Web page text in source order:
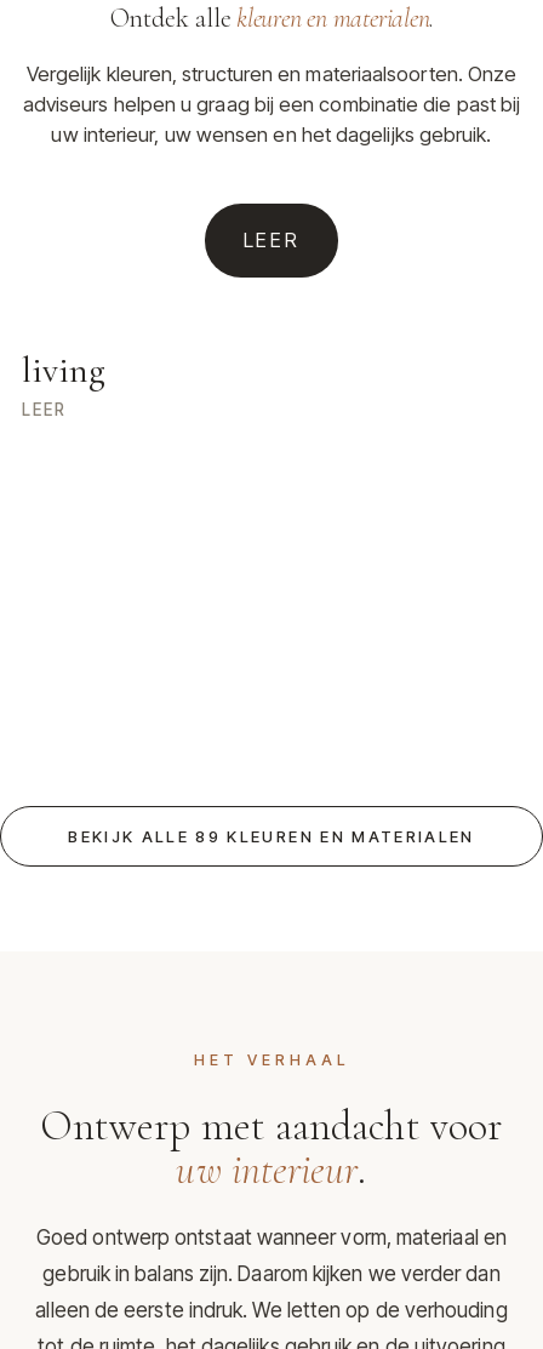
Ontdek alle kleuren en materialen.
Vergelijk kleuren, structuren en materiaalsoorten. Onze
adviseurs helpen u graag bij een combinatie die past bij
uw interieur, uw wensen en het dagelijks gebruik.
LEER
living
LEER
BEKIJK ALLE 89 KLEUREN EN MATERIALEN
HET VERHAAL
Ontwerp met aandacht voor
uw interieur.
Goed ontwerp ontstaat wanneer vorm, materiaal en
gebruik in balans zijn. Daarom kijken we verder dan
alleen de eerste indruk. We letten op de verhouding